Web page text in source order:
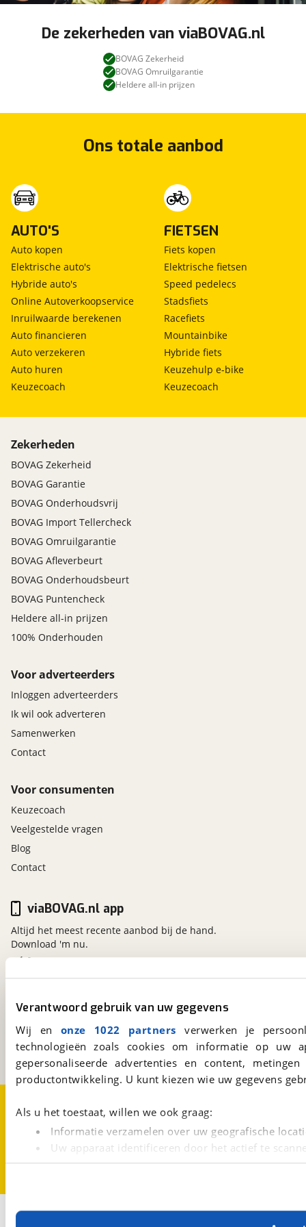
Verantwoord gebruik van uw gegevens
Wij en onze 1022 partners verwerken je
technologieën zoals cookies om informatie op
gepersonaliseerde advertenties en content,
productontwikkeling. U kunt kiezen wie uw gegevens
Als u het toestaat, willen we ook graag:
Informatie verzamelen over uw geografische
Uw apparaat identificeren door het actief te
Lees meer over hoe uw persoonlijke gegevens worden
Met cookies en vergelijkbare technieken zorgen we
Ingang tegenover de Ford Dealer Zeeuw&Zeeuw
Inbegrepen
Prijs:
Omschrijving :
6 Maanden Bovag garantie
Prijs:
€ 0,-
Omschrijving
BOVAG garantie (6 maanden). Deze Nissan is
verkrijgbaar met dit afleverpakket in plaats van het
standaardpakket zonder meerprijs.
6 Maanden Bovag Garantie
Prijs:
BOVAG garantie (6 maanden). Deze Nissan is
verkrijgbaar met dit afleverpakket in plaats van het
standaardpakket zonder meerprijs.
De zekerheden van viaBOVAG.nl
BOVAG Zekerheid
BOVAG Omruilgarantie
Heldere all-in prijzen
Ons totale aanbod
AUTO'S
Auto kopen
Elektrische auto's
Hybride auto's
Online Autoverkoopservice
Inruilwaarde berekenen
Auto financieren
Auto verzekeren
Auto huren
Keuzecoach
FIETSEN
Fiets kopen
Elektrische fietsen
Speed pedelecs
Stadsfiets
Racefiets
Mountainbike
Hybride fiets
Keuzehulp e-bike
Keuzecoach
Zekerheden
BOVAG Zekerheid
BOVAG Garantie
BOVAG Onderhoudsvrij
BOVAG Import Tellercheck
BOVAG Omruilgarantie
BOVAG Afleverbeurt
BOVAG Onderhoudsbeurt
BOVAG Puntencheck
Heldere all-in prijzen
100% Onderhouden
Voor adverteerders
Inloggen adverteerders
Ik wil ook adverteren
Samenwerken
Contact
Voor consumenten
Keuzecoach
Veelgestelde vragen
Blog
Contact
Kosterijland
3981 AJ
Bunnik
Een initiatief van
BOVAG
viaBOVAG.nl app
Altijd het meest recente aanbod bij de hand.
Download 'm nu.
CookievoorkeurenVacatures